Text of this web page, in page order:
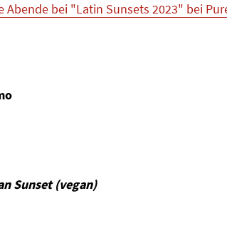
Abende bei "Latin Sunsets 2023" bei
Sunset (vegan)